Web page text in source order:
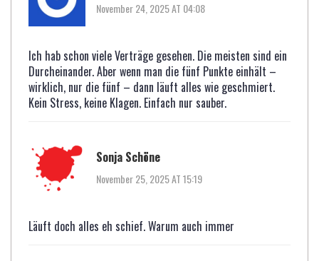
November 24, 2025 AT 04:08
Ich hab schon viele Verträge gesehen. Die meisten sind ein
Durcheinander. Aber wenn man die fünf Punkte einhält –
wirklich, nur die fünf – dann läuft alles wie geschmiert.
Kein Stress, keine Klagen. Einfach nur sauber.
Sonja Schöne
November 25, 2025 AT 15:19
Läuft doch alles eh schief. Warum auch immer